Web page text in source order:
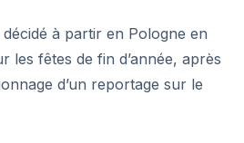
à partir en Pologne en
les fêtes de fin d’année, après
d’un reportage sur le